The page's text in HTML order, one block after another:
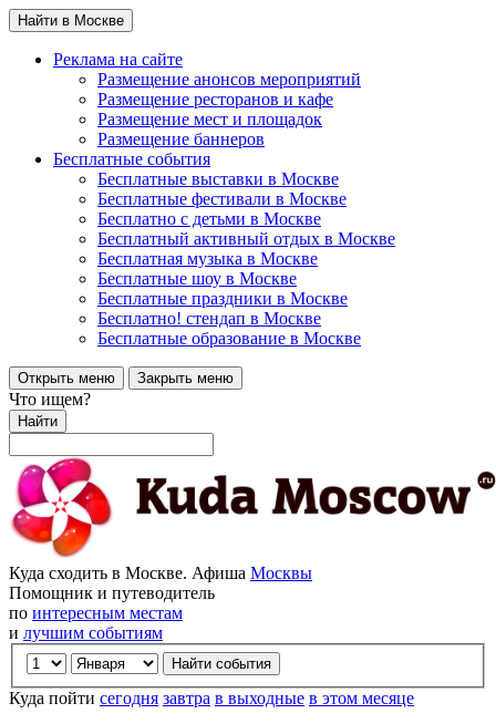
Найти в Москве
Реклама на сайте
Размещение анонсов мероприятий
Размещение ресторанов и кафе
Размещение мест и площадок
Размещение баннеров
Бесплатные события
Бесплатные выставки в Москве
Бесплатные фестивали в Москве
Бесплатно с детьми в Москве
Бесплатный активный отдых в Москве
Бесплатная музыка в Москве
Бесплатные шоу в Москве
Бесплатные праздники в Москве
Бесплатно! стендап в Москве
Бесплатные образование в Москве
Открыть меню Закрыть меню
Что ищем?
Найти
Куда сходить в Москве. Афиша Москвы
Помощник и путеводитель
по интересным местам
и лучшим событиям
Куда пойти сегодня завтра в выходные в этом месяце